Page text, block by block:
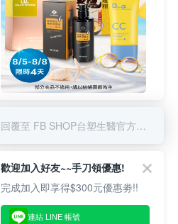
回覆至 FB SHOP台塑生醫官方商城
歡迎加入好友~~手刀領優惠!
完成加入即享得$300元優惠劵!!
連結 LINE 帳號